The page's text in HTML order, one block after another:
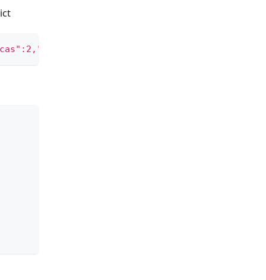
idc","zone":"my-zone"}]'